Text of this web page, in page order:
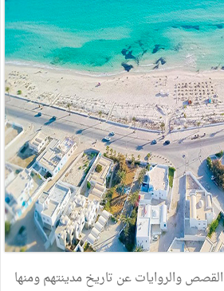
والروايات عن تاريخ مدينتهم ومنها